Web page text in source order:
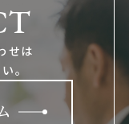
せは
。